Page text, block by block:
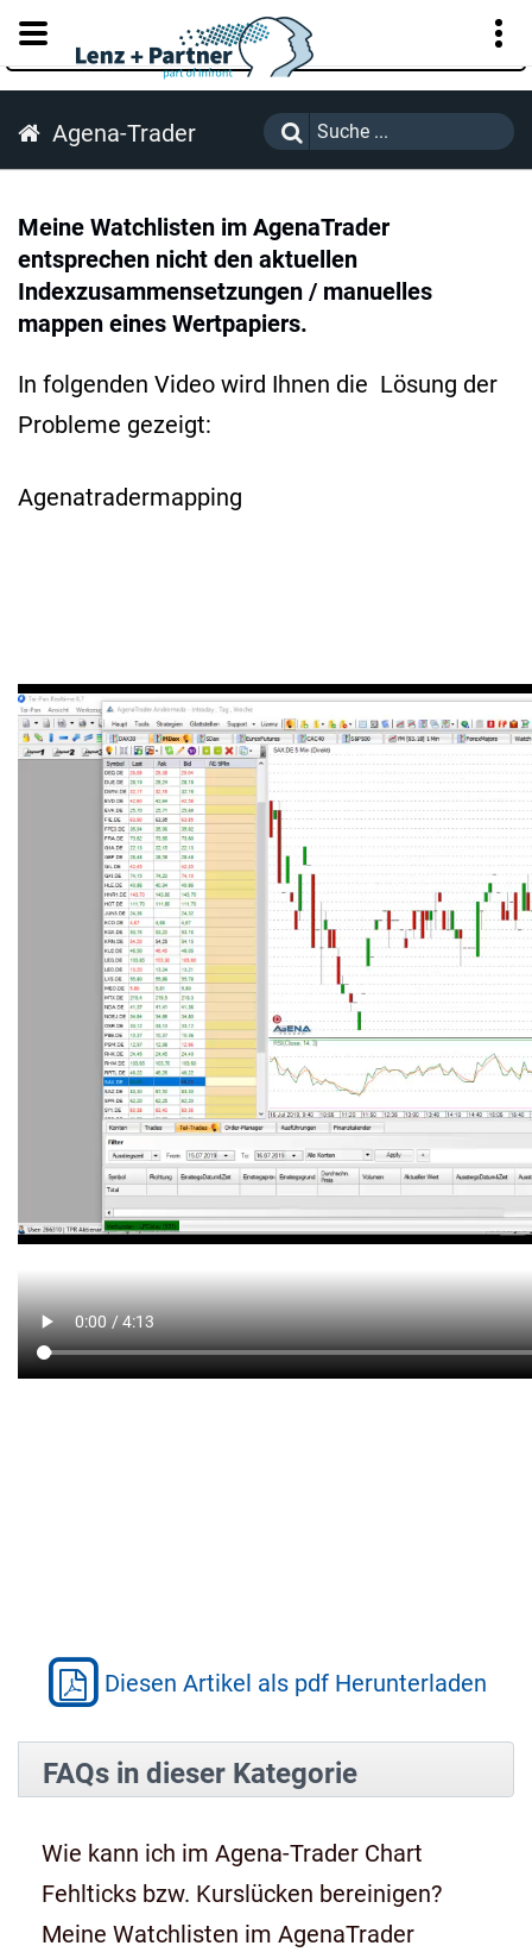
KUNDENPORTAL
Agena-Trader
Meine Watchlisten im AgenaTrader
entsprechen nicht den aktuellen
Indexzusammensetzungen / manuelles
mappen eines Wertpapiers.
In folgenden Video wird Ihnen die Lösung der
Probleme gezeigt:
Agenatradermapping
Diesen Artikel als pdf Herunterladen
FAQs in dieser Kategorie
Wie kann ich im Agena-Trader Chart
Fehlticks bzw. Kurslücken bereinigen?
Meine Watchlisten im AgenaTrader